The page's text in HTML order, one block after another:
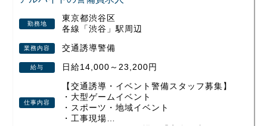
勤務地
東京都渋谷区
各線「渋谷」駅周辺
業務内容 交通誘導警備
給与 日給14,000～23,200円
仕事内容
【交通誘導・イベント警備スタッフ募集】
・大型ゲームイベント
・スポーツ・地域イベント
・工事現場
ただけます。
勤務は日勤・夜勤の選択OK、週1日～無理なくスタート可
能。さらに現場が早く終わっても日給は全額保証されるの
で、安定した収入が得られます。
資格取得支援や各種手当、即入居できる寮など、安心して働
ける制度も整えています。
未経験から始めた方、定年後に新しい一歩を踏み出した方、
Wワークで働く方など、幅広い世代が活躍中！